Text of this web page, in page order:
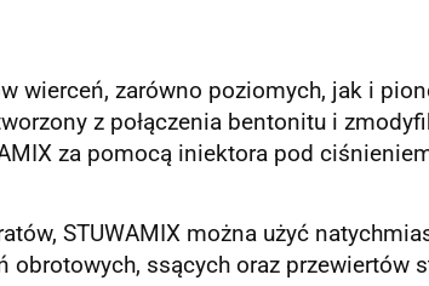
wierceń, zarówno poziomych, jak i
z połączenia bentonitu i
za pomocą iniektora pod
STUWAMIX można użyć
obrotowych, ssących oraz przewiertów